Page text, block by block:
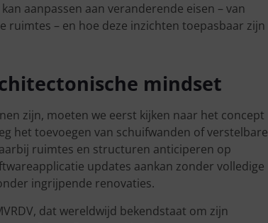
aanpassen aan veranderende eisen – van
– en hoe deze inzichten toepasbaar zijn
mindset
zijn, moeten we eerst kijken naar het concept
het toevoegen van schuifwanden of verstelbare
ruimtes en structuren anticiperen op
updates aankan zonder volledige
ingrijpende renovaties.
dat wereldwijd bekendstaat om zijn